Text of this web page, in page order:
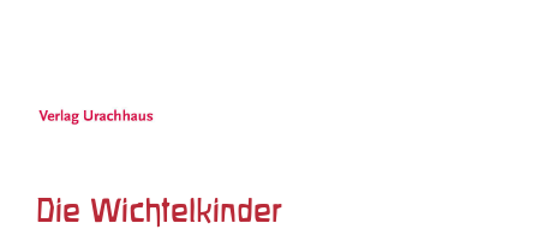
Die Wichtelkinder